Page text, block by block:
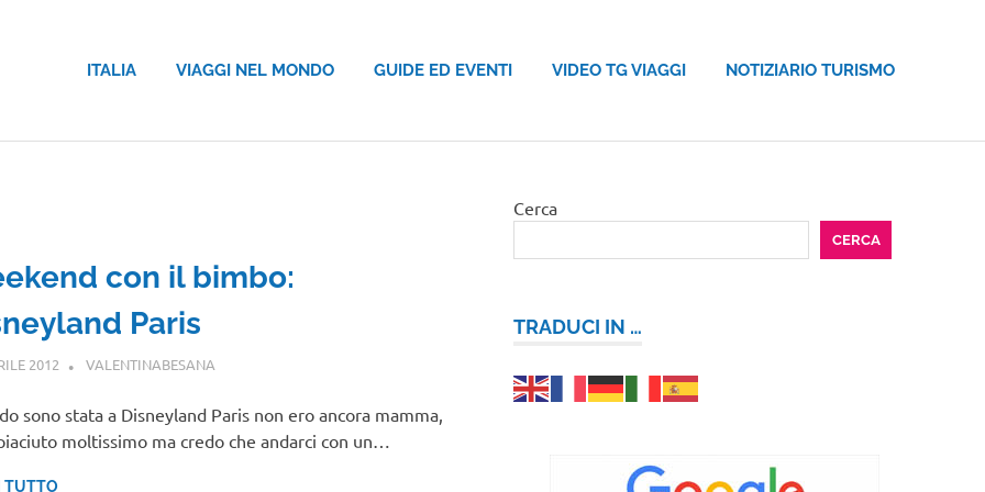
ITALIA VIAGGI NEL MONDO GUIDE ED EVENTI VIDEO TG VIAGGI NOTIZIARIO TURISMO
con il bimbo:
Paris
2012 VALENTINABESANA
sono stata a Disneyland Paris non ero ancora mamma,
moltissimo ma credo che andarci con un…
TUTTO
Cerca
CERCA
TRADUCI IN …